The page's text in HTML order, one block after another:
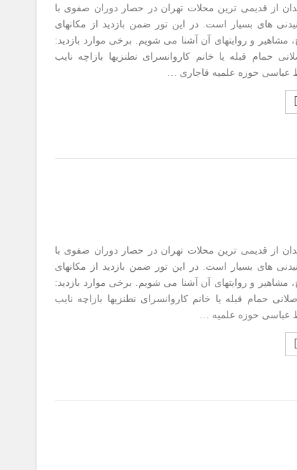
قدیمی ترین محلات تهران در حصار دوران صفوی با
های بسیار است. در این تور ضمن بازدید از مکانهای
مشاهیر و روایتهای آن آشنا می شویم. برخی موارد بازدید:
حمام قبله یا خانم کاروانسرای نطنزیها بازاچه نایب
عباسی حوزه علمیه قاجاری …
قدیمی ترین محلات تهران در حصار دوران صفوی با
های بسیار است. در این تور ضمن بازدید از مکانهای
مشاهیر و روایتهای آن آشنا می شویم. برخی موارد بازدید:
حمام قبله یا خانم کاروانسرای نطنزیها بازاچه نایب
عباسی حوزه علمیه …